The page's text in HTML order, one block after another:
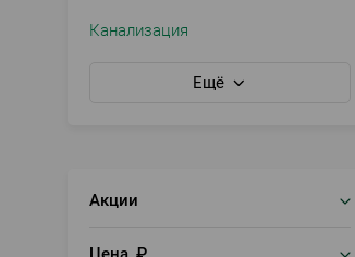
Канализация
Ещё
Акции